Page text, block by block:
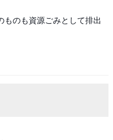
ものも資源ごみとして排出